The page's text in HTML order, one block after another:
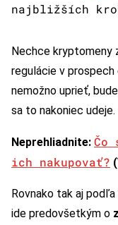
najbližších
Nechce kryptomeny
regulácie v prospech
nemožno uprieť,
sa to nakoniec udeje.
Neprehliadnite: Čo
ich nakupovať?
Rovnako tak aj
ide predovšetkým o